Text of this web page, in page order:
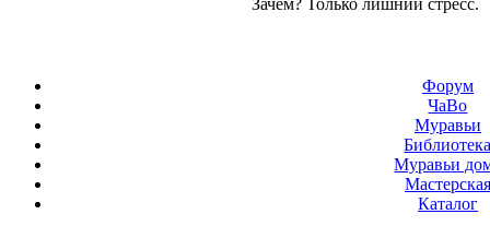
Зачем? Только лишний стресс.
Форум
ЧаВо
Муравьи
Муравьи
Мастерская
Каталог